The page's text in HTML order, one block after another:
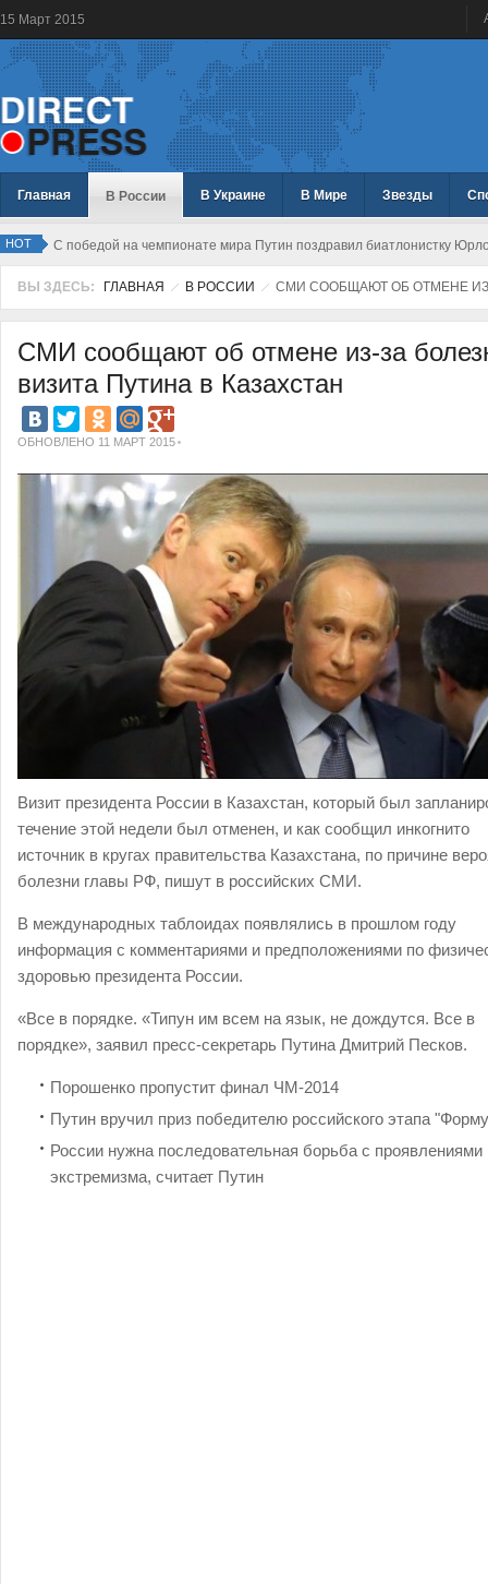
15 Март 2015
Главная В России В Украине В Мире Звезды
HOT С победой на чемпионате мира Путин поздравил биатлонистку
ВЫ ЗДЕСЬ: ГЛАВНАЯ В РОССИИ СМИ СООБЩАЮТ ОБ ОТМЕНЕ
СМИ сообщают об отмене из-за
визита Путина в Казахстан
ОБНОВЛЕНО 11 МАРТ 2015
Визит президента России в Казахстан, который был
течение этой недели был отменен, и как сообщил инкогнито
источник в кругах правительства Казахстана, по причине
болезни главы РФ, пишут в российских СМИ.
В международных таблоидах появлялись в прошлом году
информация с комментариями и предположениями по
здоровью президента России.
«Все в порядке. «Типун им всем на язык, не дождутся. Все в
порядке», заявил пресс-секретарь Путина Дмитрий Песков.
Порошенко пропустит финал ЧМ-2014
Путин вручил приз победителю российского этапа
России нужна последовательная борьба с проявлениями
экстремизма, считает Путин